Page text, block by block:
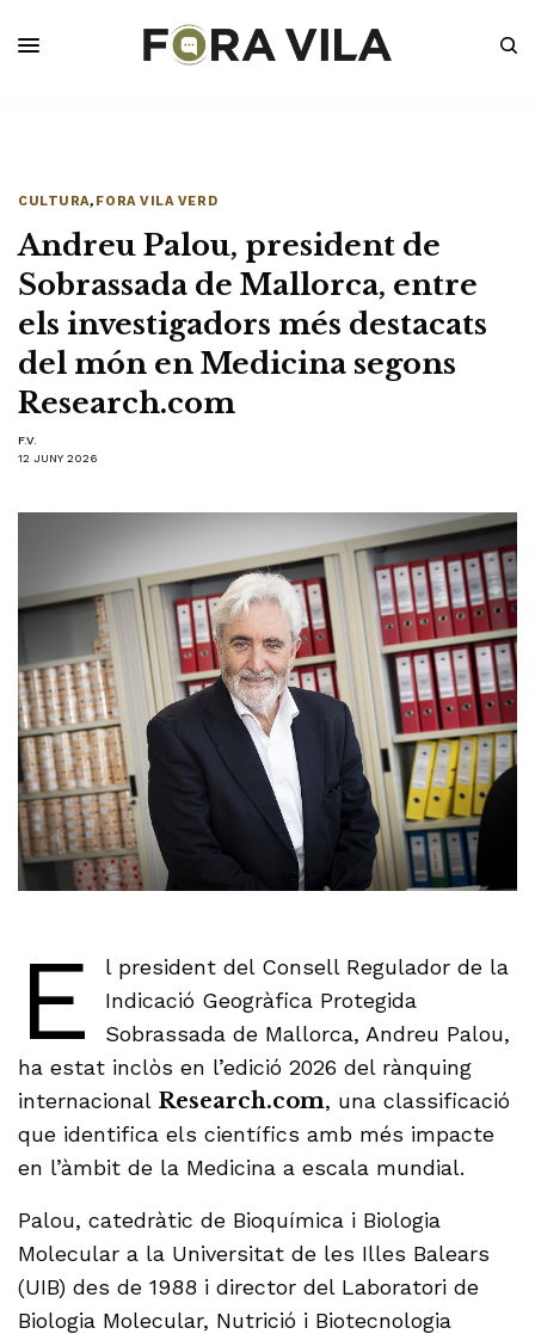
CULTURA, FORA VILA VERD
Andreu Palou, president de
Sobrassada de Mallorca, entre
els investigadors més destacats
del món en Medicina segons
Research.com
F.V.
12 JUNY 2026
E
l president del Consell Regulador de la
Indicació Geogràfica Protegida
Sobrassada de Mallorca, Andreu Palou,
ha estat inclòs en l’edició 2026 del rànquing
internacional Research.com, una classificació
que identifica els científics amb més impacte
en l’àmbit de la Medicina a escala mundial.
Palou, catedràtic de Bioquímica i Biologia
Molecular a la Universitat de les Illes Balears
(UIB) des de 1988 i director del Laboratori de
Biologia Molecular, Nutrició i Biotecnologia